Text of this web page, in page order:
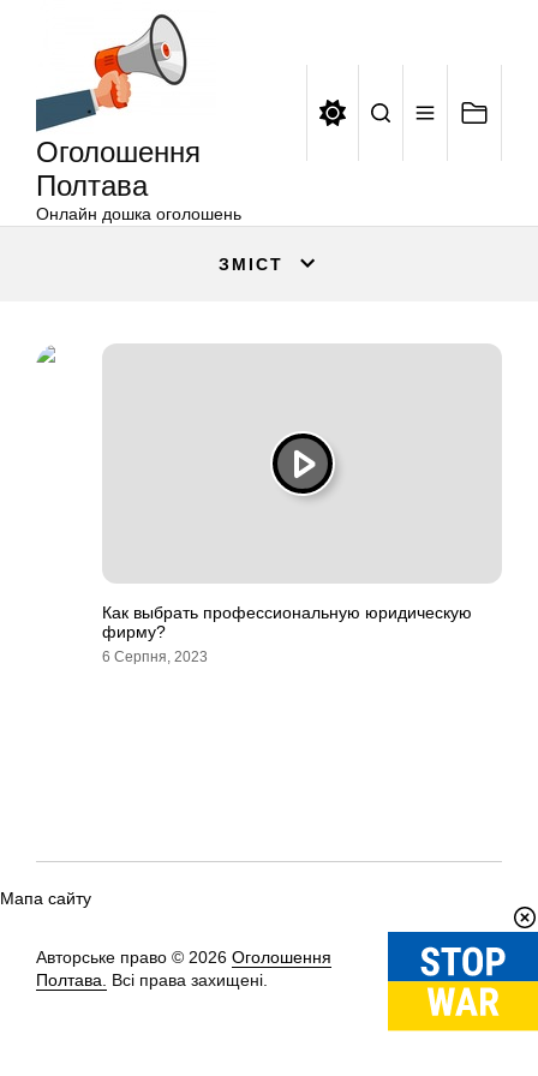
Оголошення
Полтава
Онлайн дошка оголошень
ЗМІСТ
Как выбрать профессиональную юридическую
фирму?
6 Серпня, 2023
Мапа сайту
Авторське право © 2026 Оголошення
Полтава.
Всі права захищені.
Вгору↑